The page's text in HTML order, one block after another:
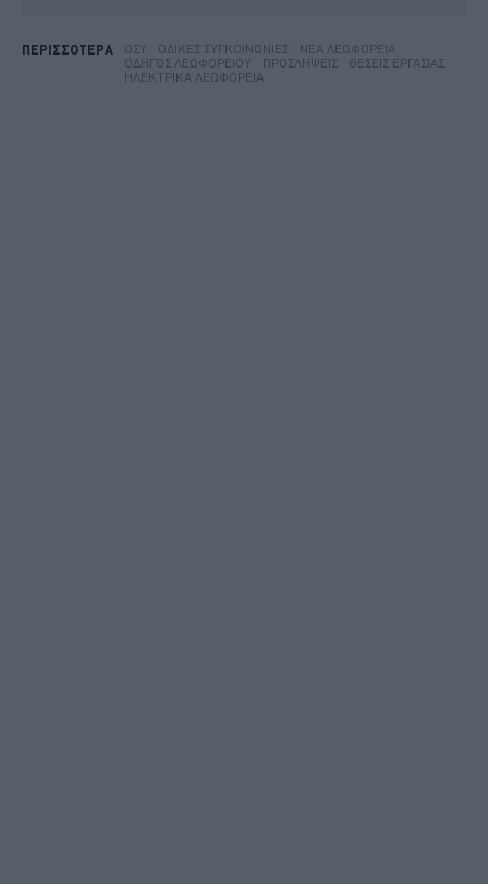
ΠΕΡΙΣΣΟΤΕΡΑ ΟΣΥ ΟΔΙΚΈΣ ΣΥΓΚΟΙΝΩΝΊΕΣ
ΝΈΑ ΛΕΩΦΟΡΕΊΑ
ΟΔΗΓΌΣ ΛΕΩΦΟΡΕΊΟΥ
ΠΡΟΣΛΉΨΕΙΣ
ΘΈΣΕΙΣ ΕΡΓΑΣΊΑΣ
ΗΛΕΚΤΡΙΚΆ ΛΕΩΦΟΡΕΊΑ